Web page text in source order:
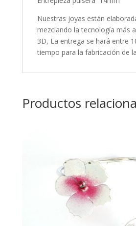
Nuestras joyas están
mezclando la tecnología más
3D, La entrega se hará entre
tiempo para la fabricación de
Productos